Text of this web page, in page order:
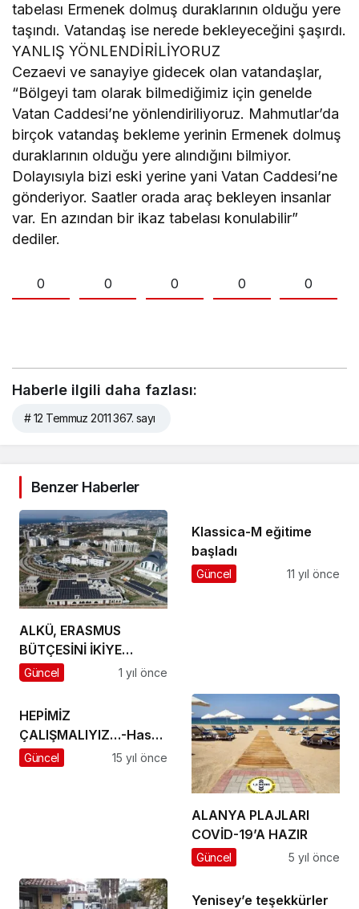
tabelası Ermenek dolmuş duraklarının olduğu yere
taşındı. Vatandaş ise nerede bekleyeceğini şaşırdı.
YANLIŞ YÖNLENDİRİLİYORUZ
Cezaevi ve sanayiye gidecek olan vatandaşlar,
“Bölgeyi tam olarak bilmediğimiz için genelde
Vatan Caddesi’ne yönlendiriliyoruz. Mahmutlar’da
birçok vatandaş bekleme yerinin Ermenek dolmuş
duraklarının olduğu yere alındığını bilmiyor.
Dolayısıyla bizi eski yerine yani Vatan Caddesi’ne
gönderiyor. Saatler orada araç bekleyen insanlar
var. En azından bir ikaz tabelası konulabilir”
dediler.
0 0
0
0
0
Haberle ilgili daha fazlası:
# 12 Temmuz 2011 367. sayı
Benzer Haberler
ALKÜ, ERASMUS
BÜTÇESİNİ İKİYE
KATLADI
Güncel 1 yıl önce
Klassica-M eğitime
başladı
Güncel 11 yıl önce
HEPİMİZ
ÇALIŞMALIYIZ…-Hasan
İlhan
Güncel 15 yıl önce
ALANYA PLAJLARI
COVİD-19’A HAZIR
Güncel 5 yıl önce
Yenisey’e teşekkürler